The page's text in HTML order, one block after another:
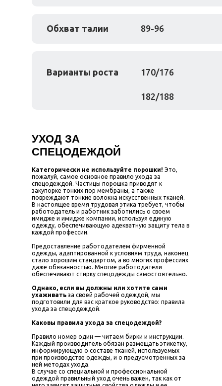
89-96
170/176
182/188
Обхват талии
Варианты роста
УХОД ЗА
СПЕЦОДЕЖДОЙ
Категорически не используйте порошки! Это,
пожалуй, самое основное правило ухода за
спецодеждой. Частицы порошка приводят к
закупорке тонких пор мембраны, а также
повреждают тонкие волокна искусственных тканей.
В настоящее время трудовая этика требует, чтобы
работодатель и работник заботились о своем
имидже и имидже компании, используя единую
одежду, обеспечивающую адекватную защиту тела в
каждой профессии.
Предоставление работодателем фирменной
одежды, адаптированной к условиям труда, наконец
стало хорошим стандартом, а во многих профессиях
даже обязанностью. Многие работодатели
обеспечивают стирку спецодежды самостоятельно.
Однако, если вы должны или хотите сами
ухаживать за своей рабочей одеждой, мы
подготовили для вас краткое руководство: правила
ухода за спецодеждой.
Каковы правила ухода за спецодеждой?
Правило номер один — читаем бирки и инструкции.
Каждый производитель обязан размещать этикетку,
информирующую о составе тканей, используемых
при производстве одежды, и о предусмотренных за
ней методах ухода.
В случае со специальной и профессиональной
одеждой правильный уход очень важен, так как от